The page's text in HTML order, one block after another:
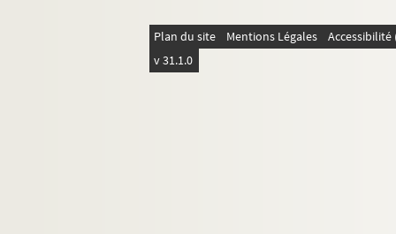
REC J 3.32 79. Brouillon de
Plan du site Mentions Légales
v 31.1.0